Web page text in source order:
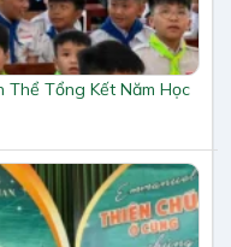
Thể Tổng Kết Năm Học